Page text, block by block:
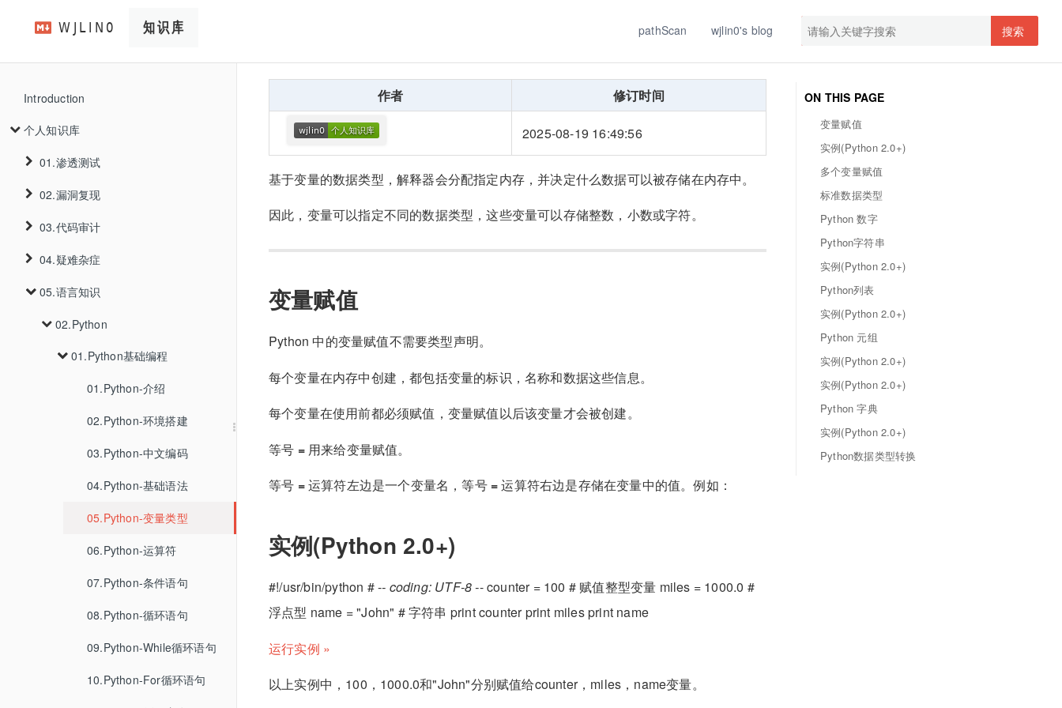
搜索
pathScan wjlin0's blog
Introduction
个人知识库
01.渗透测试
01.信息收集
01.资产收集
01.主域名收集
02.证书查询
03.WHOIS-IP反查查询
04.google查询
02.WEB漏洞
01.SQL注入
01.注入判断
02.数据库识别
03.Oracle
04.MySQL
05.PostgreSQL
06.SQLite
07.MSSQL
08.HQL
09.DB2
10.Cassandra
11.BigQuery
02.XSS注入
01.XSSInAngular
03.SSRF
03.工具使用
01.PathScan
02.oss-put
04.内网渗透
02.kubernetes
02.容器逃逸的手法
03.k8s下的各种未授权
01.ApiServer
02.Etcd
03.Kubelet
03.k3s安装
04.Linux提权
CVE 2026 31431
01.MSF提权
05.渗透手法
01.某大学渗透测试
02.SpringBoot渗透
03.JS还原
06.免杀
01.fscan免杀
02.去特征
07.基线检查
02.漏洞复现
01.Thinkphp
02.Thinkphp6.0.12反序列化
04.CVE-2022-38352
02.V2board
01.privilege-escalation-1.6
03.Trojanpanel
04.cve
2023
01.CVE-2023-33246
02.CVE-2023-33979
03.代码审计
01.Java
01.基础审计
01.JAVA反序列化漏洞
02.ysoserial利用链
01.CC1-7
01.CC1
02.CC2
03.CC3
06.CC6
02.URLDNS
02.PHP
01.PHP代码审计基础知识
02.PHP代码审计
03.Go
01.GO-CMS代码审计
04.疑难杂症
01.k3s
01.Traefik资源跨命名空间调用
05.语言知识
02.Python
01.Python基础编程
01.Python-介绍
02.Python-环境搭建
03.Python-中文编码
04.Python-基础语法
05.Python-变量类型
06.Python-运算符
07.Python-条件语句
08.Python-循环语句
09.Python-While循环语句
10.Python-For循环语句
ON THIS PAGE
变量赋值
实例(Python 2.0+)
多个变量赋值
标准数据类型
Python 数字
Python字符串
实例(Python 2.0+)
Python列表
实例(Python 2.0+)
Python 元组
实例(Python 2.0+)
实例(Python 2.0+)
Python 字典
实例(Python 2.0+)
Python数据类型转换
作者 修订时间
2025-08-19 16:49:56
基于变量的数据类型，解释器会分配指定内存，并决定什么数据可以被存储在内存中。
因此，变量可以指定不同的数据类型，这些变量可以存储整数，小数或字符。
变量赋值
Python 中的变量赋值不需要类型声明。
每个变量在内存中创建，都包括变量的标识，名称和数据这些信息。
每个变量在使用前都必须赋值，变量赋值以后该变量才会被创建。
等号 =用来给变量赋值。
等号 =运算符左边是一个变量名，等号 =运算符右边是存储在变量中的值。例如：
实例(Python 2.0+)
#!/usr/bin/python # -- coding: UTF-8 -- counter = 100 # 赋值整型变量 miles = 1000.0 #
浮点型 name = "John" # 字符串 print counter print miles print name
运行实例 »
以上实例中，100，1000.0和"John"分别赋值给counter，miles，name变量。